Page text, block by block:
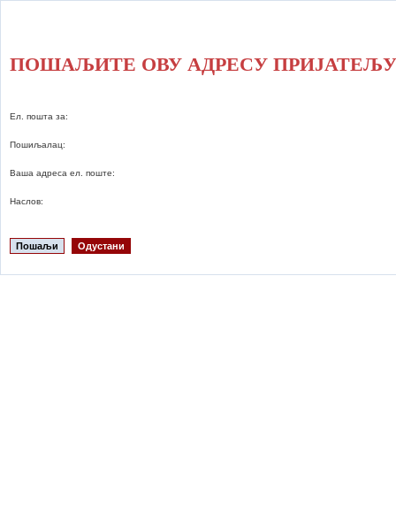
ПОШАЉИТЕ ОВУ АДРЕСУ ПРИЈАТЕЉУ
Ел. пошта за:
Пошиљалац:
Ваша адреса ел. поште:
Наслов:
Пошаљи Одустани